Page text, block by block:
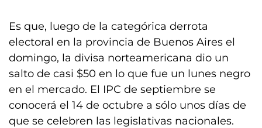
Es que, luego de la categórica derrota
electoral en la provincia de Buenos Aires el
domingo, la divisa norteamericana dio un
salto de casi $50 en lo que fue un lunes negro
en el mercado. El IPC de septiembre se
conocerá el 14 de octubre a sólo unos días de
que se celebren las legislativas nacionales.